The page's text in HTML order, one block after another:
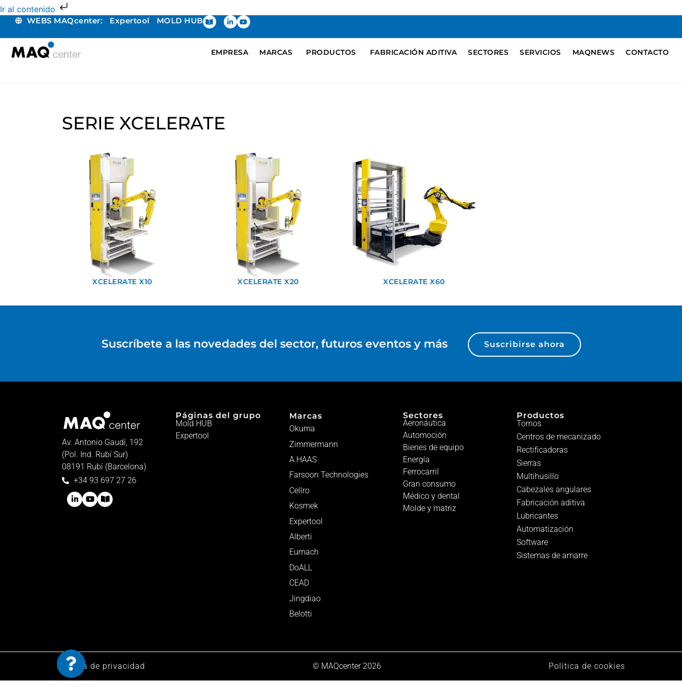
Ir al contenido
WEBS MAQcenter: Expertool MOLD HUB
EMPRESA MARCAS PRODUCTOS FABRICACIÓN ADITIVA SECTORES SERVICIOS MAQNEWS CONTACTO
SERIE XCELERATE
XCELERATE X10 XCELERATE X20 XCELERATE X60
Suscríbete a las novedades del sector, futuros eventos y más Suscribirse ahora
Av. Antonio Gaudí, 192
(Pol. Ind. Rubí Sur)
08191 Rubí (Barcelona)
+34 93 697 27 26
Páginas del grupo
Mold HUB
Expertool
Marcas
Okuma
Zimmermann
A.HAAS
Farsoon Technologies
Cellro
Kosmek
Expertool
Alberti
Eumach
DoALL
CEAD
Jingdiao
Belotti
Sectores
Aeronáutica
Automoción
Bienes de equipo
Energía
Ferrocarril
Gran consumo
Médico y dental
Molde y matriz
Productos
Tornos
Centros de mecanizado
Rectificadoras
Sierras
Multihusillo
Cabezales angulares
Fabricación aditiva
Lubricantes
Automatización
Software
Sistemas de amarre
Política de privacidad © MAQcenter 2026 Política de cookies